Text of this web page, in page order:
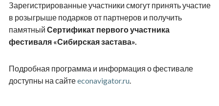
Зарегистрированные участники смогут принять участие
в розыгрыше подарков от партнеров и получить
памятный Сертификат первого участника
фестиваля «Сибирская застава».
Подробная программа и информация о фестивале
доступны на сайтеeconavigator.ru.